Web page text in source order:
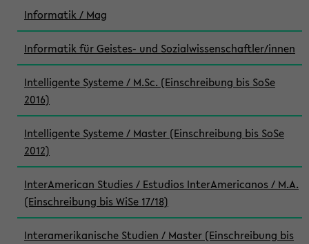
Informatik / Mag
Informatik für Geistes- und Sozialwissenschaftler/innen
Intelligente Systeme / M.Sc. (Einschreibung bis SoSe
2016)
Intelligente Systeme / Master (Einschreibung bis SoSe
2012)
InterAmerican Studies / Estudios InterAmericanos / M.A.
(Einschreibung bis WiSe 17/18)
Interamerikanische Studien / Master (Einschreibung bis